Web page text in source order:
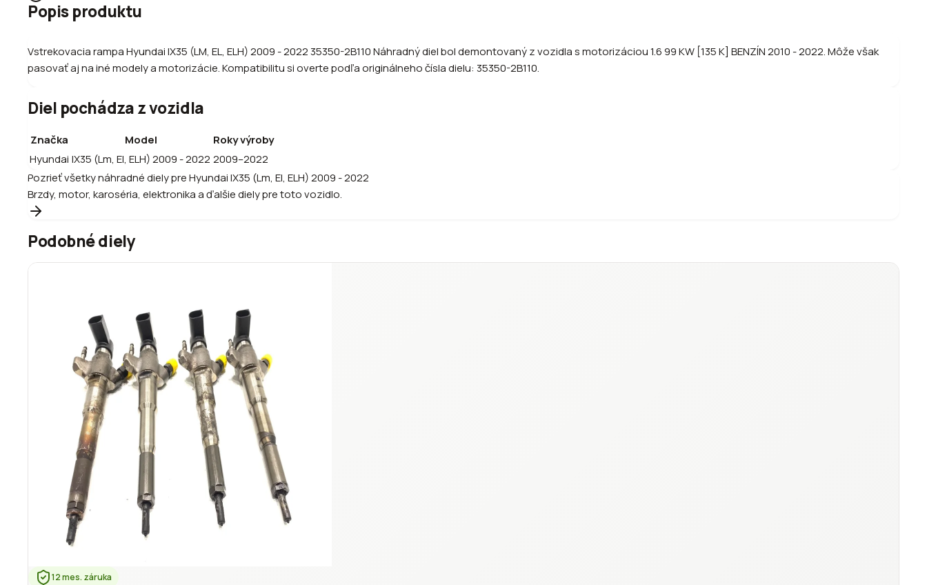
Popis produktu
Vstrekovacia rampa Hyundai IX35 (LM, EL, ELH) 2009 - 2022 35350-2B110 Náhradný diel bol demontovaný z vozidla s motorizáciou 1.6 99 KW [135 K] BENZÍN 2010 - 2022. Môže však
pasovať aj na iné modely a motorizácie. Kompatibilitu si overte podľa originálneho čísla dielu: 35350-2B110.
Diel pochádza z vozidla
Značka Model
Roky výroby
Hyundai IX35 (Lm, El, ELH) 2009 - 2022 2009–2022
Pozrieť všetky náhradné diely preHyundaiIX35 (Lm, El, ELH) 2009 - 2022
Brzdy, motor, karoséria, elektronika a ďalšie diely pre toto vozidlo.
Podobné diely
12 mes. záruka